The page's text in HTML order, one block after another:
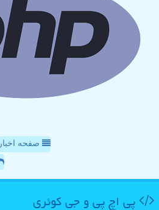
صفحه اخبار
پی اچ پی و جی كوئری